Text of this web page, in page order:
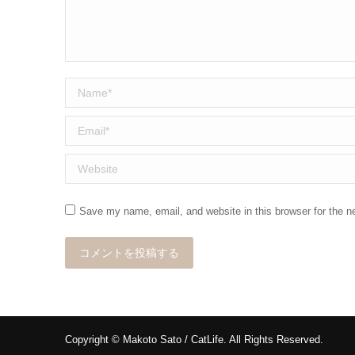
Name *
Email *
Website
Save my name, email, and website in this browser for the
コメントを投稿する
Copyright © Makoto Sato / CatLife. All Rights Reserved.